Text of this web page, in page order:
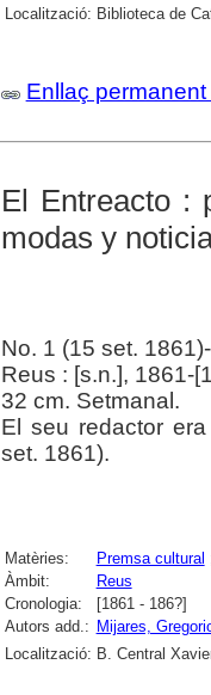
Localització: Biblioteca de
Enllaç
El Entreacto :
modas y
No. 1 (15 set. 1861)-
Reus : [s.n.], 1861-
32 cm. Setmanal.
El seu redactor
set. 1861).
Matèries: Premsa cultural
Àmbit:
Reus
Cronologia:
[1861 - 186?]
Autors add.: Mijares,
Localització: B. Central